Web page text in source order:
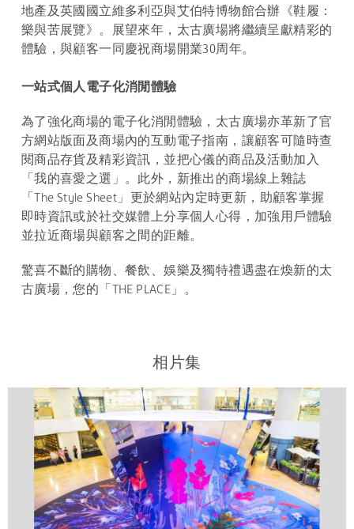
地產及英國國立維多利亞與艾伯特博物館合辦《鞋履：
樂與苦展覽》。展望來年，太古廣場將繼續呈獻精彩的
體驗，與顧客一同慶祝商場開業30周年。
一站式個人電子化消閒體驗
為了強化商場的電子化消閒體驗，太古廣場亦革新了官
方網站版面及商場內的互動電子指南，讓顧客可隨時查
閱商品存貨及精彩資訊，並把心儀的商品及活動加入
「我的喜愛之選」。此外，新推出的商場線上雜誌
「The Style Sheet」更於網站內定時更新，助顧客掌握
即時資訊或於社交媒體上分享個人心得，加強用戶體驗
並拉近商場與顧客之間的距離。
驚喜不斷的購物、餐飲、娛樂及獨特禮遇盡在煥新的太
古廣場，您的「THE PLACE」。
相片集